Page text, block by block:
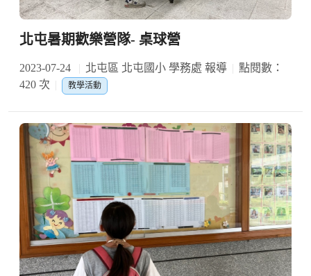
北屯暑期歡樂營隊- 桌球營
2023-07-24 北屯區 北屯國小 學務處 報導
點閱數：
420 次
教學活動